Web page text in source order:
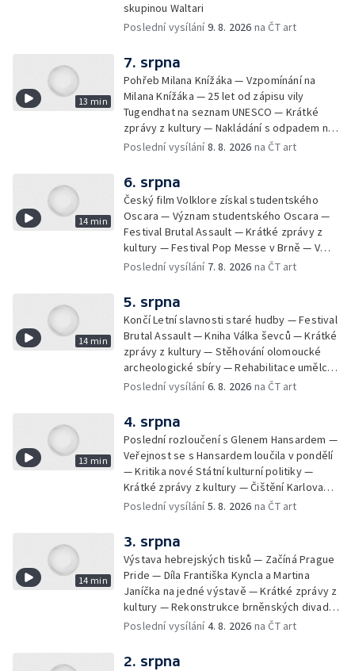
skupinou Waltari
Poslední vysílání9. 8. 2026 na ČT art
13 min
7. srpna
Pohřeb Milana Knížáka — Vzpomínání na
Milana Knížáka — 25 let od zápisu vily
Tugendhat na seznam UNESCO — Krátké
zprávy z kultury — Nakládání s odpadem na
festivalu Brutal Assault — Koncert Marka
Poslední vysílání8. 8. 2026 na ČT art
14 min
6. srpna
Český film Volklore získal studentského
Oscara — Význam studentského Oscara —
Festival Brutal Assault — Krátké zprávy z
kultury — Festival Pop Messe v Brně — V
Opavě promítají Odysseu z filmového pásu
Poslední vysílání 7. 8. 2026 na ČT art
14 min
5. srpna
Končí Letní slavnosti staré hudby — Festival
Brutal Assault — Kniha Válka ševců — Krátké
zprávy z kultury — Stěhování olomoucké
archeologické sbíry — Rehabilitace umělce
Milana Knížáka — Trailer na film Osamělý vlk
Poslední vysílání6. 8. 2026 na ČT art
13 min
4. srpna
Poslední rozloučení s Glenem Hansardem —
Veřejnost se s Hansardem loučila v pondělí
— Kritika nové Státní kulturní politiky —
Krátké zprávy z kultury — Čištění Karlova
mostu — Archeologický výzkum na
neslyšící
Poslední vysílání5. 8. 2026 na ČT art
14 min
3. srpna
Výstava hebrejských tisků — Začíná Prague
Pride — Díla Františka Kyncla a Martina
Janíčka na jedné výstavě — Krátké zprávy z
kultury — Rekonstrukce brněnských divadel
— Budoucnost Knihovny Václava Havla —
Kulturní tipy
Poslední vysílání4. 8. 2026 na ČT art
2. srpna